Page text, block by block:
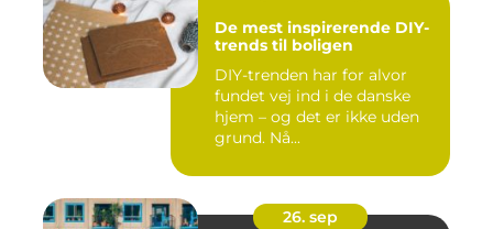
De mest inspirerende DIY-
trends til boligen
DIY-trenden har for alvor
fundet vej ind i de danske
hjem – og det er ikke uden
grund. Nå...
26. sep